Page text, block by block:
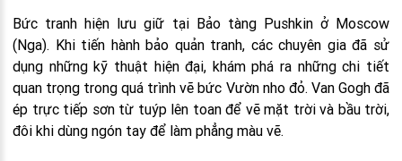
Bức tranh hiện lưu giữ tại Bảo tàng Pushkin ở Moscow
(Nga). Khi tiến hành bảo quản tranh, các chuyên gia đã sử
dụng những kỹ thuật hiện đại, khám phá ra những chi tiết
quan trọng trong quá trình vẽ bức Vườn nho đỏ. Van Gogh đã
ép trực tiếp sơn từ tuýp lên toan để vẽ mặt trời và bầu trời,
đôi khi dùng ngón tay để làm phẳng màu vẽ.